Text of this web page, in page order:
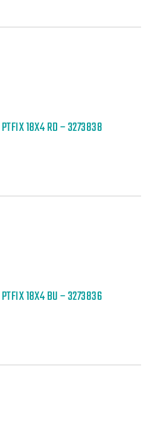
18X4 RD – 3273838
18X4 BU – 3273836